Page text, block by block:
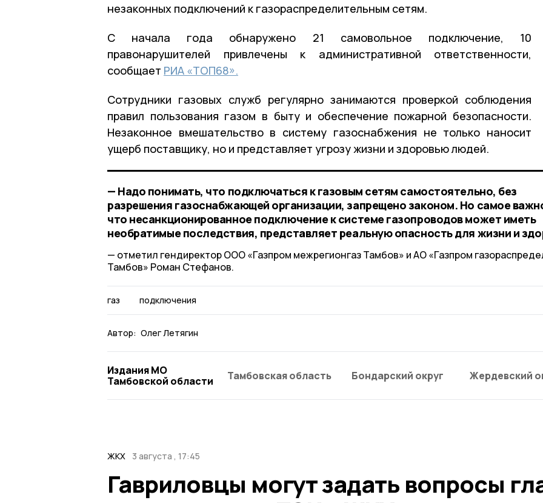
незаконных подключений к газораспределительным сетям.
С начала года обнаружено 21 самовольное подключение, 10
правонарушителей привлечены к административной ответственности,
сообщает РИА «ТОП68».
Сотрудники газовых служб регулярно занимаются проверкой соблюдения
правил пользования газом в быту и обеспечение пожарной безопасности.
Незаконное вмешательство в систему газоснабжения не только наносит
ущерб поставщику, но и представляет угрозу жизни и здоровью людей.
— Надо понимать, что подключаться к газовым сетям самостоятельно, без
разрешения газоснабжающей организации, запрещено законом. Но самое
что несанкционированное подключение к системе газопроводов может иметь
необратимые последствия, представляет реальную опасность для жизни и
отметил гендиректор ООО «Газпром межрегионгаз Тамбов» и АО «Газпром
Тамбов» Роман Стефанов.
газ подключения
Автор: Олег Летягин
Издания МО
Тамбовской области
Тамбовская область Бондарский округ Жердевский
ЖКХ 3 августа , 17:45
Гавриловцы могут задать вопросы